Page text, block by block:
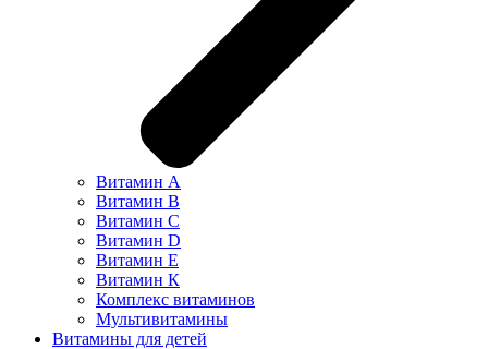
Витамин А
Витамин В
Витамин С
Витамин D
Витамин Е
Витамин К
Комплекс витаминов
Мультивитамины
Витамины для детей